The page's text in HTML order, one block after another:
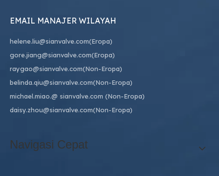
EMAIL MANAJER WILAYAH
helene.liu@sianvalve.com(Eropa)
gore.jiang@sianvalve.com(Eropa)
raygao@sianvalve.com(Non-Eropa)
belinda.qiu@sianvalve.com(Non-Eropa)
michael.miao.@ sianvalve.com (Non-Eropa)
daisy.zhou@sianvalve.com(Non-Eropa)
Navigasi Cepat